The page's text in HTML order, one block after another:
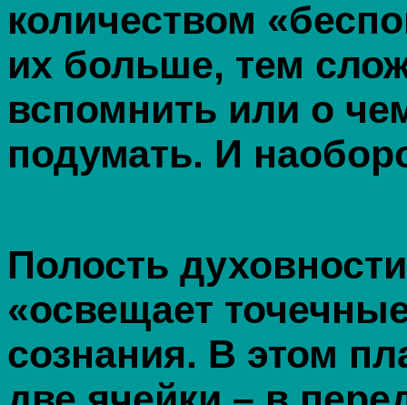
количеством
их больше, тем
вспомнить или о
подумать. И
Полость
«освещает
сознания. В этом